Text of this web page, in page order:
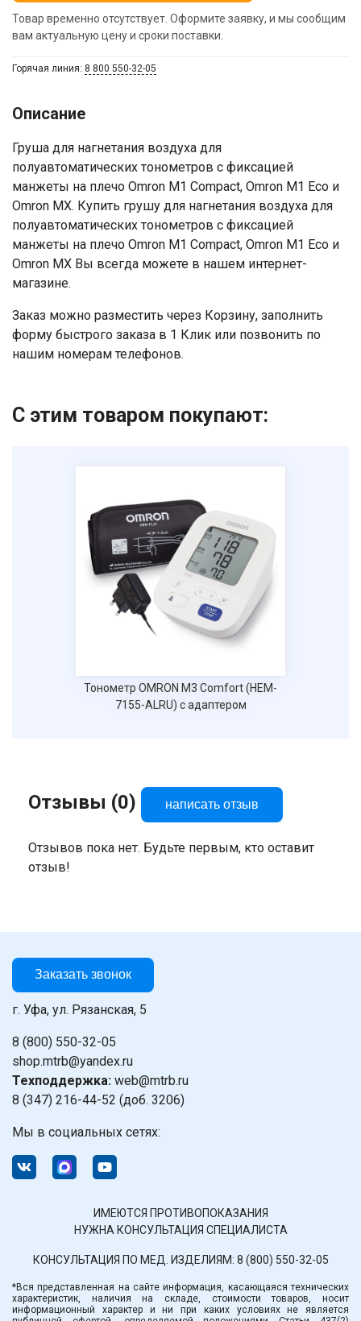
Товар временно отсутствует. Оформите заявку, и мы сообщим
вам актуальную цену и сроки поставки.
Горячая линия: 8 800 550-32-05
Описание
Груша для нагнетания воздуха для
полуавтоматических тонометров с фиксацией
манжеты на плечо Omron M1 Compact, Omron M1 Eco и
Omron MX. Купить грушу для нагнетания воздуха для
полуавтоматических тонометров с фиксацией
манжеты на плечо Omron M1 Compact, Omron M1 Eco и
Omron MX Вы всегда можете в нашем интернет-
магазине.
Заказ можно разместить через Корзину, заполнить
форму быстрого заказа в 1 Клик или позвонить по
нашим номерам телефонов.
С этим товаром покупают:
Тонометр OMRON M3 Comfort (HEM-
7155-ALRU) с адаптером
Отзывы (0) написать отзыв
Отзывов пока нет. Будьте первым, кто оставит
отзыв!
Заказать звонок
г. Уфа, ул. Рязанская, 5
8 (800) 550-32-05
shop.mtrb@yandex.ru
Техподдержка: web@mtrb.ru
8 (347) 216-44-52 (доб. 3206)
Мы в социальных сетях:
ИМЕЮТСЯ ПРОТИВОПОКАЗАНИЯ
НУЖНА КОНСУЛЬТАЦИЯ СПЕЦИАЛИСТА
КОНСУЛЬТАЦИЯ ПО МЕД. ИЗДЕЛИЯМ: 8 (800) 550-32-05
*Вся представленная на сайте информация, касающаяся технических
характеристик, наличия на складе, стоимости товаров, носит
информационный характер и ни при каких условиях не является
Номер телефона
Отправить
соглашаетесь на обработку
персональных данных